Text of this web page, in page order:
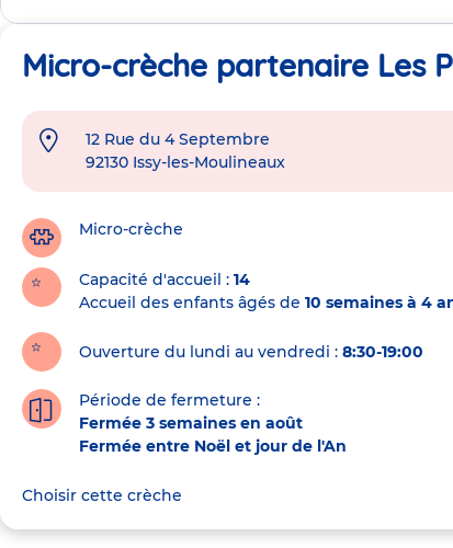
Micro-crèche partenaire Les
Adresse
crèche
12 Rue du 4 Septembre
92130 Issy-les-Moulineaux
Micro-crèche
Capacité d'accueil
14
Accueil des enfants âgés de 10 semaines à 4
Ouverture du lundi au vendredi : 8:30-19:00
Période de fermeture :
Fermée 3 semaines en août
Fermée entre Noël et jour de l'An
Choisir cette crèche